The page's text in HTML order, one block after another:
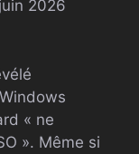
2026
« ne
». Même si